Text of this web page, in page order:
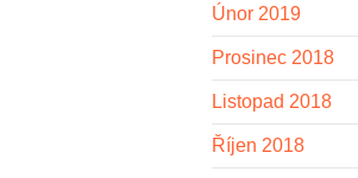
Únor 2019
Prosinec 2018
Listopad 2018
Říjen 2018